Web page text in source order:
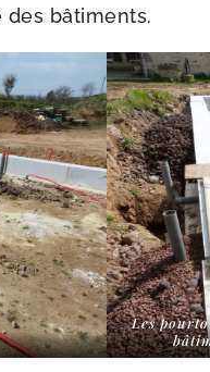
bâtiments.
Les